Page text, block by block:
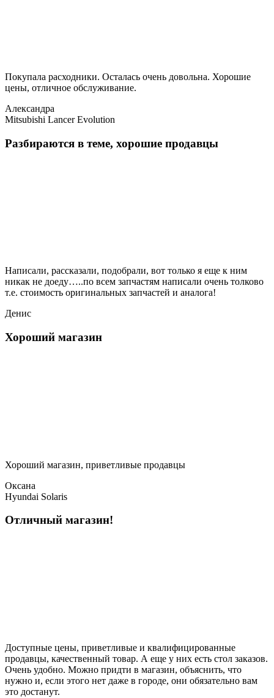
Покупала расходники. Осталась очень довольна. Хорошие
цены, отличное обслуживание.
Александра
Mitsubishi Lancer Evolution
Разбираются в теме, хорошие продавцы
Написали, рассказали, подобрали, вот только я еще к ним
никак не доеду…..по всем запчастям написали очень толково
т.е. стоимость оригинальных запчастей и аналога!
Денис
Хороший магазин
Хороший магазин, приветливые продавцы
Оксана
Hyundai Solaris
Отличный магазин!
Доступные цены, приветливые и квалифицированные
продавцы, качественный товар. А еще у них есть стол заказов.
Очень удобно. Можно придти в магазин, объяснить, что
нужно и, если этого нет даже в городе, они обязательно вам
это достанут.